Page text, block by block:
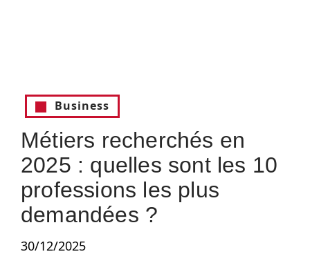
Business
Métiers recherchés en
2025 : quelles sont les 10
professions les plus
demandées ?
30/12/2025